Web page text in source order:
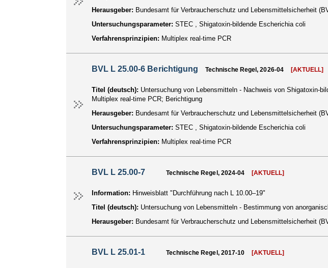
Herausgeber: Bundesamt für Verbraucherschutz und Lebensmittelsicherheit
Untersuchungsparameter: STEC , Shigatoxin-bildende Escherichia coli
Verfahrensprinzipien: Multiplex real-time PCR
BVL L 25.00-6 Berichtigung Technische Regel, 2026-04 [AKTUELL]
Titel (deutsch): Untersuchung von Lebensmitteln - Nachweis von Shigatoxin-
Multiplex real-time PCR; Berichtigung
Herausgeber: Bundesamt für Verbraucherschutz und Lebensmittelsicherheit
Untersuchungsparameter: STEC , Shigatoxin-bildende Escherichia coli
Verfahrensprinzipien: Multiplex real-time PCR
BVL L 25.00-7 Technische Regel, 2024-04 [AKTUELL]
Information: Hinweisblatt "Durchführung nach L 10.00–19"
Titel (deutsch): Untersuchung von Lebensmitteln - Bestimmung von
Herausgeber: Bundesamt für Verbraucherschutz und Lebensmittelsicherheit
BVL L 25.01-1 Technische Regel, 2017-10 [AKTUELL]